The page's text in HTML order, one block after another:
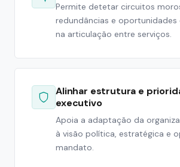
Permite detetar circuitos
redundâncias e oportunidades
na articulação entre serviços.
Alinhar estrutura e
executivo
Apoia a adaptação da
à visão política, estratégica e
mandato.